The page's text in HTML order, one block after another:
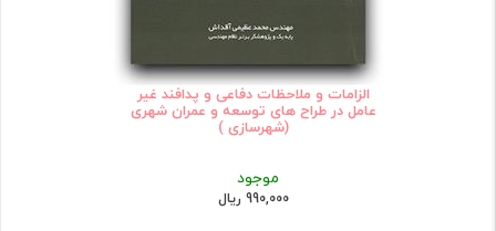
الزامات و ملاحظات دفاعی و پدافند غیر
عامل در طراح های توسعه و عمران شهری
(شهرسازی )
موجود
990,000 ریال